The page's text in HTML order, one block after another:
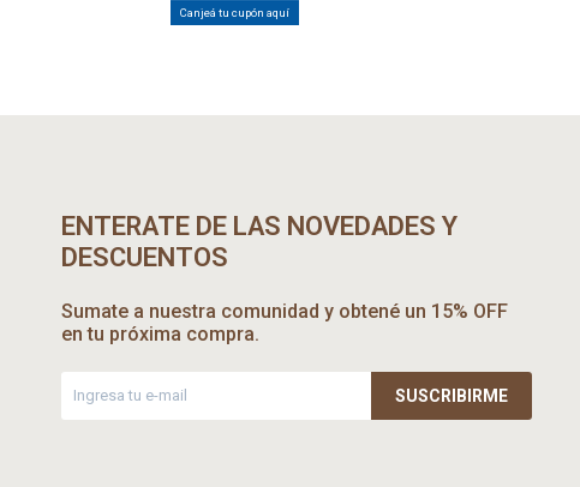
Canjeá tu cupón aquí
ENTERATE DE LAS NOVEDADES Y
DESCUENTOS
Sumate a nuestra comunidad y obtené un 15% OFF
en tu próxima compra.
SUSCRIBIRME